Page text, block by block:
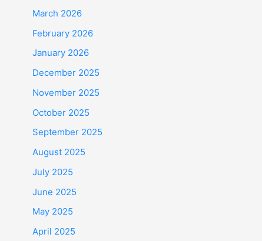
March 2026
February 2026
January 2026
December 2025
November 2025
October 2025
September 2025
August 2025
July 2025
June 2025
May 2025
April 2025